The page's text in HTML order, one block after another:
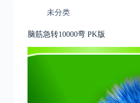
未分类
脑筋急转10000弯 PK版